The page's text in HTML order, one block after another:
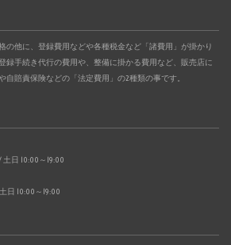
の他に、登録費用などや各種税金など「諸費用」が掛かり
録手続き代行の費用や、整備に掛かる費用など、販売店に
賠責保険などの「法定費用」の2種類の事です。
日 10:00～19:00
日 10:00～19:00